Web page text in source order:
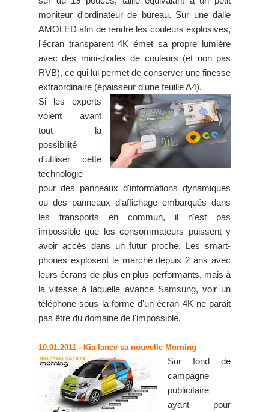
moniteur d'ordinateur de bureau. Sur une dalle
AMOLED afin de rendre les couleurs explosives,
l'écran transparent 4K émet sa propre lumière
avec des mini-diodes de couleurs (et non pas
RVB), ce qui lui permet de conserver une finesse
extraordinaire (épaisseur d'une feuille A4).
Si les experts
voient avant
tout la
possibilité
d'utiliser cette
technologie
pour des panneaux d'informations dynamiques
ou des panneaux d'affichage embarqués dans
les transports en commun, il n'est pas
impossible que les consommateurs puissent y
avoir accès dans un futur proche. Les smart-
phones explosent le marché depuis 2 ans avec
leurs écrans de plus en plus performants, mais à
la vitesse à laquelle avance Samsung, voir un
téléphone sous la forme d'un écran 4K ne parait
pas être du domaine de l'impossible.
10.01.2011 - Kia lance sa nouvelle Morning
Sur fond de
campagne
publicitaire
ayant pour